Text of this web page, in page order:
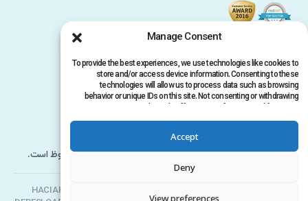
Manage Consent
To provide the best experiences, we use technologies like cookies to
store and/or access device information. Consenting to these
technologies will allow us to process data such as browsing
behavior or unique IDs on this site. Not consenting or withdrawing
consent, may adversely affect certain features and functions.
Accept
Deny
View preferences
حریم خصوصی
سیاست حفظ حریم خصوصی
کپی‌رایت @ 2026 www.clinicana.com. تمامی حقوق محفوظ است.
Clinicana پیوند مو و جراحی‌های زیبایی | HACIAHMET MAH. KURTULUS